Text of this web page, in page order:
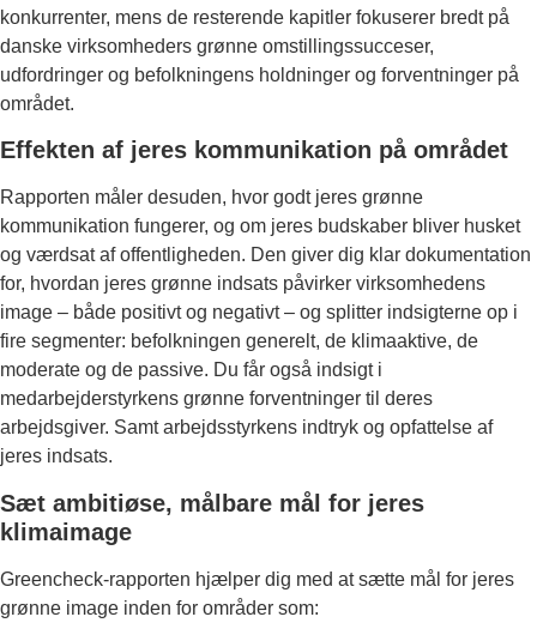
konkurrenter, mens de resterende kapitler fokuserer bredt på
danske virksomheders grønne omstillingssucceser,
udfordringer og befolkningens holdninger og forventninger på
området.
Effekten af jeres kommunikation på området
Rapporten måler desuden, hvor godt jeres grønne
kommunikation fungerer, og om jeres budskaber bliver husket
og værdsat af offentligheden. Den giver dig klar dokumentation
for, hvordan jeres grønne indsats påvirker virksomhedens
image – både positivt og negativt – og splitter indsigterne op i
fire segmenter: befolkningen generelt, de klimaaktive, de
moderate og de passive. Du får også indsigt i
medarbejderstyrkens grønne forventninger til deres
arbejdsgiver. Samt arbejdsstyrkens indtryk og opfattelse af
jeres indsats.
Sæt ambitiøse, målbare mål for jeres
klimaimage
Greencheck-rapporten hjælper dig med at sætte mål for jeres
grønne image inden for områder som: